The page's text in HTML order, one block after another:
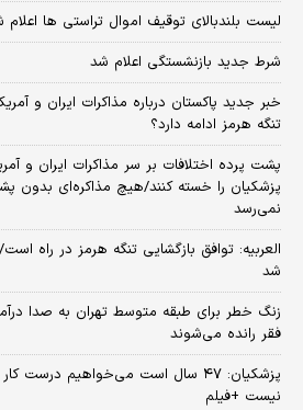
لیست بلندبالای توقیف اموال تراستی ها
شرط جدید بازنشستگی اعلام شد
خبر جدید پاکستان درباره مذاکرات ایران و
تنگه هرمز ادامه دارد؟
پشت پرده اختلافات بر سر مذاکرات ایران و
پزشکیان را خسته کنند/هیچ مذاکره‌ای بدون
نمی‌رسد
شد
زنگ خطر برای طبقه متوسط تهران به صدا
فقر رانده می‌شوند
پزشکیان: ۴۷ سال است می‌خواهیم
نیست +فیلم